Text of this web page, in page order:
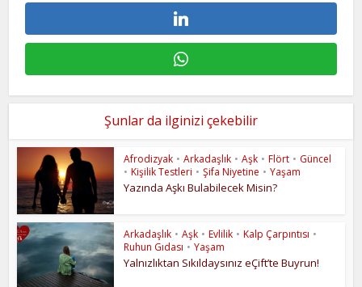
Şunlar da ilginizi çekebilir
Afrodizyak • Arkadaşlık • Aşk • Flört • Güncel
• Kişilik Testleri • Şifa Niyetine • Yaşam
Yazında Aşkı Bulabilecek Misin?
Arkadaşlık • Aşk • Evlilik • Kalp Çarpıntısı •
Ruhun Gıdası • Yaşam
Yalnızlıktan Sıkıldaysınız eÇift’te Buyrun!